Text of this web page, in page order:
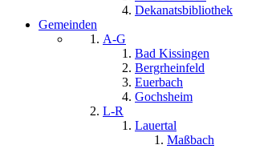
Dekanatsbibliothek
Gemeinden
A-G
Bad Kissingen
Bergrheinfeld
Euerbach
Gochsheim
L-R
Lauertal
Maßbach